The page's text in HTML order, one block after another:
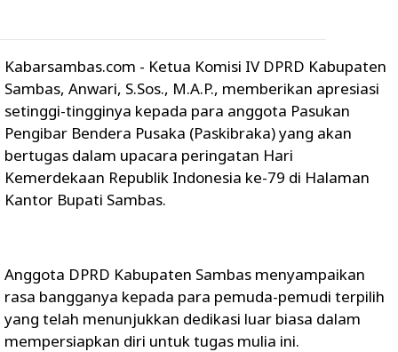
Kabarsambas.com - Ketua Komisi IV DPRD Kabupaten
Sambas, Anwari, S.Sos., M.A.P., memberikan apresiasi
setinggi-tingginya kepada para anggota Pasukan
Pengibar Bendera Pusaka (Paskibraka) yang akan
bertugas dalam upacara peringatan Hari
Kemerdekaan Republik Indonesia ke-79 di Halaman
Kantor Bupati Sambas.
Anggota DPRD Kabupaten Sambas menyampaikan
rasa bangganya kepada para pemuda-pemudi terpilih
yang telah menunjukkan dedikasi luar biasa dalam
mempersiapkan diri untuk tugas mulia ini.